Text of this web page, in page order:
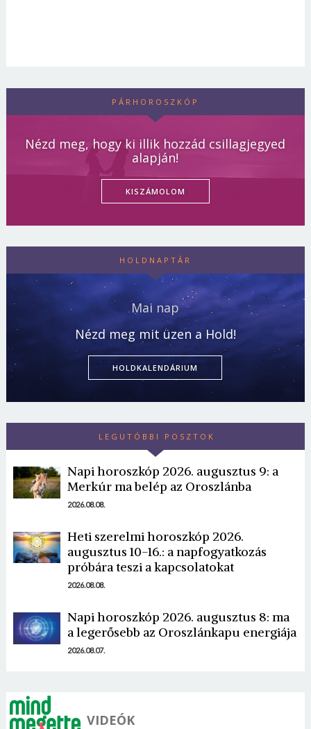
PÁRHOROSZKÓP
Nézd meg, hogy ki illik hozzád csillagjegyed
alapján!
KISZÁMOLOM
HOLDNAPTÁR
Mai nap
Nézd meg mit üzen a Hold!
HOLDKALENDÁRIUM
LEGUTÓBBI POSZTOK
Napi horoszkóp 2026. augusztus 9: a
Merkúr ma belép az Oroszlánba
2026.08.08.
Heti szerelmi horoszkóp 2026.
augusztus 10-16.: a napfogyatkozás
próbára teszi a kapcsolatokat
2026.08.08.
Napi horoszkóp 2026. augusztus 8: ma
a legerősebb az Oroszlánkapu energiája
2026.08.07.
VIDEÓK
Borsonline bejelentkezés
E-mail cím vagy felhasználónév
Jelszó